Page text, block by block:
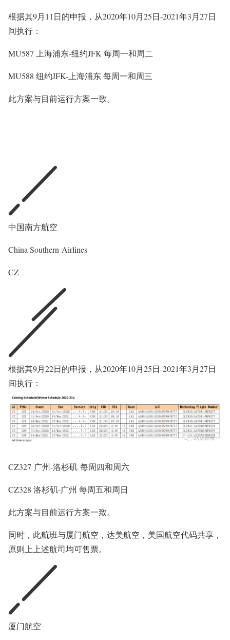
根据其9月11日的申报，从2020年10月25日-2021年3月27日
间执行：
MU587 上海浦东-纽约JFK 每周一和周二
MU588 纽约JFK-上海浦东 每周一和周三
此方案与目前运行方案一致。
中国南方航空
China Southern Airlines
CZ
根据其9月22日的申报，从2020年10月25日-2021年3月27日
间执行：
CZ327 广州-洛杉矶 每周四和周六
CZ328 洛杉矶-广州 每周五和周日
此方案与目前运行方案一致。
同时，此航班与厦门航空，达美航空，美国航空代码共享，
原则上上述航司均可售票。
厦门航空